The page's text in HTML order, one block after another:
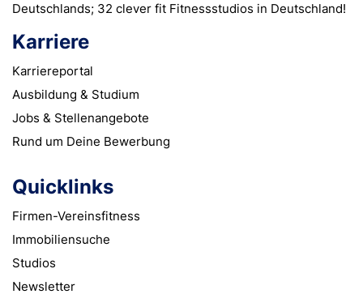
Deutschlands; 32 clever fit Fitnessstudios in Deutschland!
Karriere
Karriereportal
Ausbildung & Studium
Jobs & Stellen­angebote
Rund um Deine Bewerbung
Quicklinks
Firmen-Vereinsfitness
Immobilien­suche
Studios
Newsletter